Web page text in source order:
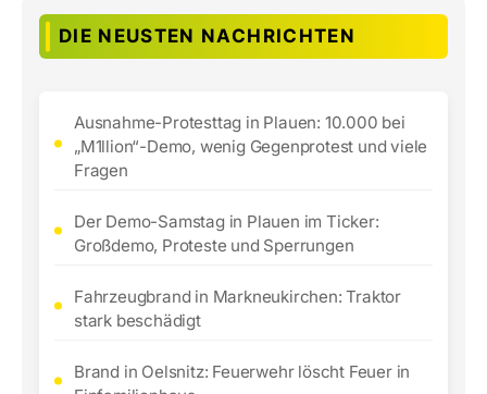
DIE NEUSTEN NACHRICHTEN
Ausnahme-Protesttag in Plauen: 10.000 bei
„M1llion“-Demo, wenig Gegenprotest und viele
Fragen
Der Demo-Samstag in Plauen im Ticker:
Großdemo, Proteste und Sperrungen
Fahrzeugbrand in Markneukirchen: Traktor
stark beschädigt
Brand in Oelsnitz: Feuerwehr löscht Feuer in